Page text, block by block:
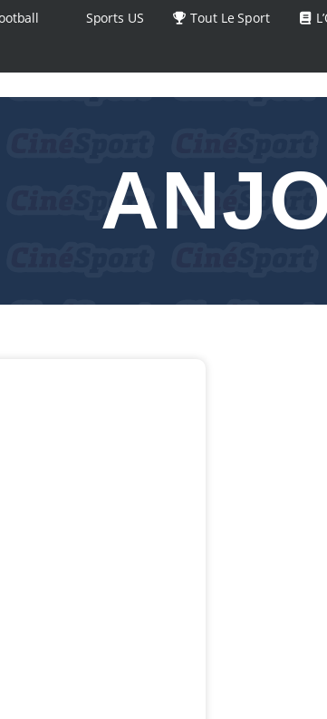
Sports US Tout Le Sport